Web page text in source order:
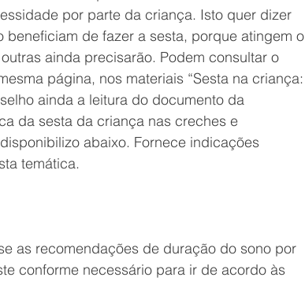
por parte da criança. Isto quer dizer
de fazer a sesta, porque atingem o
ainda precisarão. Podem consultar o
página, nos materiais “Sesta na criança:
ainda a leitura do documento da
da sesta da criança nas creches e
abaixo. Fornece indicações
temática.
as recomendações de duração do sono por
conforme necessário para ir de acordo às